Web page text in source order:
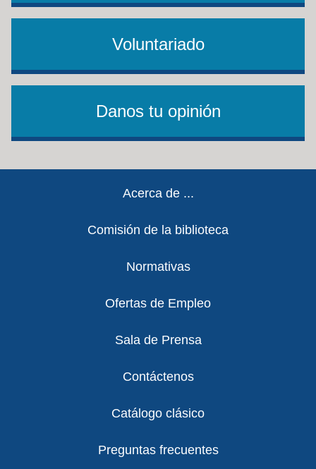
Voluntariado
Danos tu opinión
Acerca de ...
Comisión de la biblioteca
Normativas
Ofertas de Empleo
Sala de Prensa
Contáctenos
Catálogo clásico
Preguntas frecuentes